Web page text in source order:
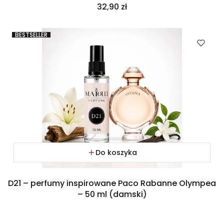
Cena
32,90 zł
BESTSELLER
Do koszyka
D21 – perfumy inspirowane Paco Rabanne Olympea
– 50 ml (damski)